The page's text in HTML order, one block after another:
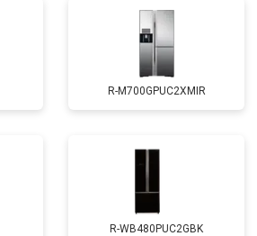
R-M700GPUC2XMIR
R-WB480PUC2GBK